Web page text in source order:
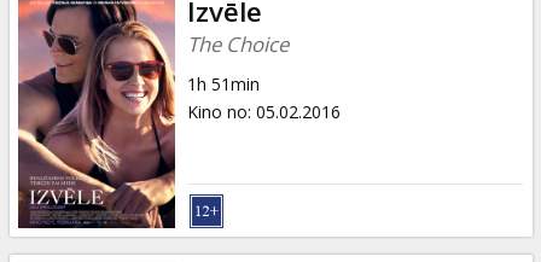
Ziņas
Dāvanu
kartes
Uzkodas
Izvēle
The Choice
1h 51min
Kino no: 05.02.2016